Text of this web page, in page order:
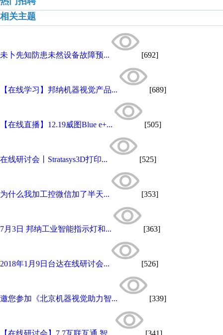
相关主题
未卜先知防患未然设备故障预... [692]
【在线学习】邦纳机器视觉产品... [689]
【在线直播】12.19威图Blue e+... [505]
在线研讨会丨Stratasys3D打印... [525]
为什么我加工控微信加了半天... [353]
7月3日 邦纳工业智能指示灯和... [363]
2018年1月9日台达在线研讨会... [526]
邀您参加《北京机器视觉助力智... [339]
【在线研讨会】7.7互联互通 智... [341]